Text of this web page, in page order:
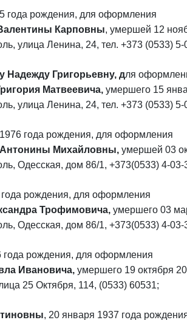
года рождения, для оформления
Карповны, умершей 12
улица Ленина, 24, тел. +373 (0533) 5-
Надежду Григорьевну, для
Матвеевича, умершего 15
улица Ленина, 24, тел. +373 (0533) 5-
года рождения, для оформления
Михайловны, умершей 03
Одесская, дом 86/1, +373(0533) 4-03-
рождения, для оформления
Трофимовича, умершего 03
Одесская, дом 86/1, +373(0533) 4-03-
года рождения, для оформления
Ивановича, умершего 19 октября
25 Октября, 114, (0533) 60531;
, 20 января 1937 года